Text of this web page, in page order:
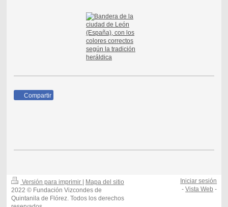
Compartir
Versión para imprimir
Mapa del sitio
2022 © Fundación Vizcondes de
Quintanila de Flórez. Todos los derechos
Iniciar sesión
-Vista Web -